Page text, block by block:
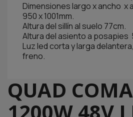
Dimensiones largo x ancho x
950 x 1001mm.
Altura del sillín al suelo 77cm.
Altura del asiento a posapies
Luz led corta y larga
freno.
QUAD